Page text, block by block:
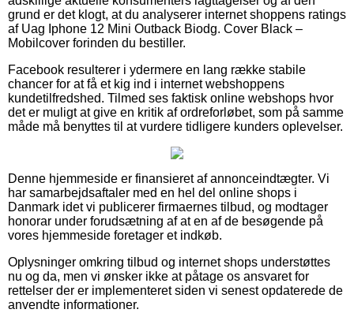
grund er det klogt, at du analyserer internet shoppens ratings
af Uag Iphone 12 Mini Outback Biodg. Cover Black –
Mobilcover forinden du bestiller.
Facebook resulterer i ydermere en lang række stabile
chancer for at få et kig ind i internet webshoppens
kundetilfredshed. Tilmed ses faktisk online webshops hvor
det er muligt at give en kritik af ordreforløbet, som på samme
måde må benyttes til at vurdere tidligere kunders oplevelser.
Denne hjemmeside er finansieret af annonceindtægter. Vi
har samarbejdsaftaler med en hel del online shops i
Danmark idet vi publicerer firmaernes tilbud, og modtager
honorar under forudsætning af at en af de besøgende på
vores hjemmeside foretager et indkøb.
Oplysninger omkring tilbud og internet shops understøttes
nu og da, men vi ønsker ikke at påtage os ansvaret for
rettelser der er implementeret siden vi senest opdaterede de
anvendte informationer.